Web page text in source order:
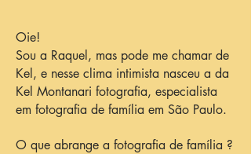
Oie!
Sou a Raquel, mas pode me chamar de
Kel, e nesse clima intimista nasceu a da
Kel Montanari fotografia, especialista
em fotografia de família em São Paulo.
O que abrange a fotografia de família ?